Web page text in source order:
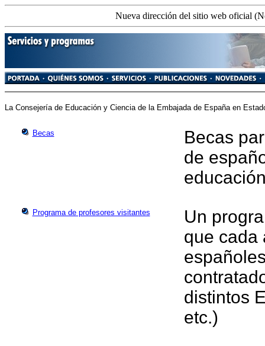
Nueva dirección del sitio web oficial
La Consejería de Educación y Ciencia de la Embajada de España en
Becas
Becas
de
Programa de profesores visitantes
Un
que cada
distintos
etc.)